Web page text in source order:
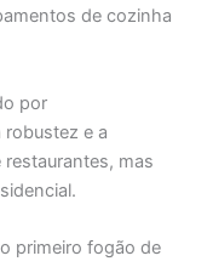
de cozinha
por
e a
mas
primeiro fogão de